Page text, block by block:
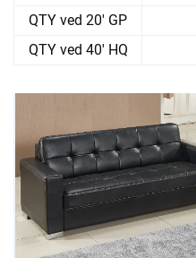
QTY ved 20' GP
QTY ved 40' HQ